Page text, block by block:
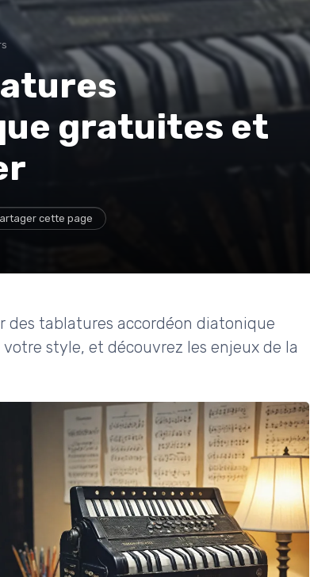
gratuites et
cette page
des tablatures accordéon diatonique
style, et découvrez les enjeux de la